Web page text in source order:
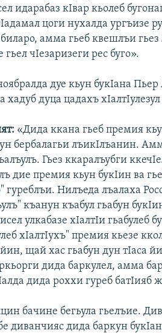
идарабаз кIвар кьолеб
цоги нухалда ургъизе
амма гьеб квешлъи гьез
чIезаризеги рес буго».
дуе кьун букIана
хадуб дуца цадахъ
«Дида ккана гьеб премия
бербалагьи лъикIлъанин.
Гьез ккаралъубги
дие премия кьун букIин ва
гуреблъи. Нилъеда лъалаха
къанун къабул гьабун
улкабазе хIалтIи гьабулеб
хIалтIухъ" премия кьезе
щай хас гьабун дун тIаса
дида баркулел, амма
дида роххи гуреб батIияб
бачине бегьула гьелъие.
диванчияс дида баркун